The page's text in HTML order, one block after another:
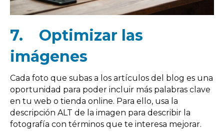
7. Optimizar las
imágenes
Cada foto que subas a los artículos del blog es una
oportunidad para poder incluir más palabras clave
en tu web o tienda online. Para ello, usa la
descripción ALT de la imagen para describir la
fotografía con términos que te interesa mejorar.